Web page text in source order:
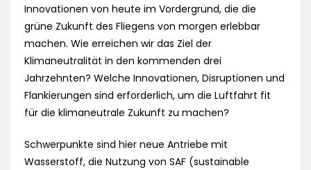
Innovationen von heute im Vordergrund, die die
grüne Zukunft des Fliegens von morgen erlebbar
machen. Wie erreichen wir das Ziel der
Klimaneutralität in den kommenden drei
Jahrzehnten? Welche Innovationen, Disruptionen und
Flankierungen sind erforderlich, um die Luftfahrt fit
für die klimaneutrale Zukunft zu machen?
Schwerpunkte sind hier neue Antriebe mit
Wasserstoff, die Nutzung von SAF (sustainable